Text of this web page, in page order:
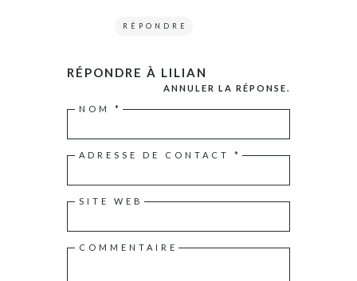
RÉPONDRE
RÉPONDRE À LILIAN
ANNULER LA RÉPONSE.
NOM *
ADRESSE DE CONTACT *
SITE WEB
COMMENTAIRE